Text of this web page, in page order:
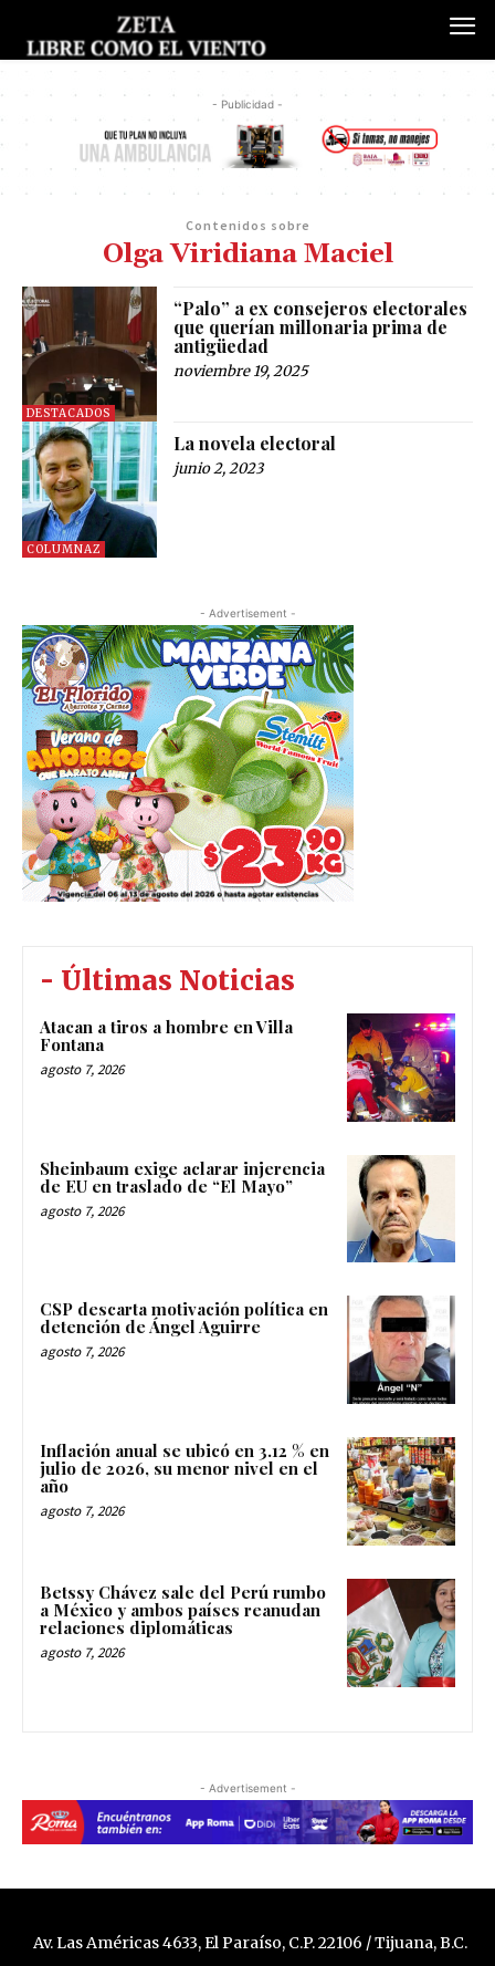
- Publicidad -
Contenidos sobre
Olga Viridiana Maciel
DESTACADOS
“Palo” a ex consejeros electorales
que querían millonaria prima de
antigüedad
noviembre 19, 2025
COLUMNAZ
La novela electoral
junio 2, 2023
- Advertisement -
- Últimas Noticias
Atacan a tiros a hombre en Villa
Fontana
agosto 7, 2026
Sheinbaum exige aclarar injerencia
de EU en traslado de “El Mayo”
agosto 7, 2026
CSP descarta motivación política en
detención de Ángel Aguirre
agosto 7, 2026
Inflación anual se ubicó en 3.12 % en
julio de 2026, su menor nivel en el
año
agosto 7, 2026
Betssy Chávez sale del Perú rumbo
a México y ambos países reanudan
relaciones diplomáticas
agosto 7, 2026
- Advertisement -
Av. Las Américas 4633, El Paraíso, C.P. 22106 / Tijuana, B.C.